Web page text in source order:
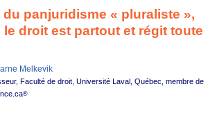
panjuridisme « pluraliste »,
droit est partout et régit toute
Melkevik
Faculté de droit, Université Laval, Québec, membre de
®